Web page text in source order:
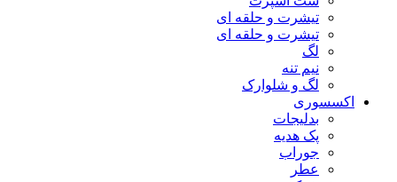
تیشرت و حلقه ای
تیشرت و حلقه ای
لگ
نیم تنه
لگ و شلوارک
اکسسوری
بدلیجات
پک هدیه
جوراب
عطر